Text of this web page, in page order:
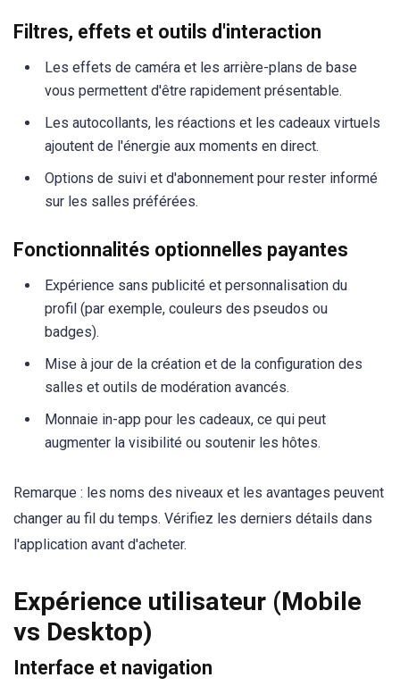
Filtres, effets et outils d'interaction
Les effets de caméra et les arrière-plans de base
vous permettent d'être rapidement présentable.
Les autocollants, les réactions et les cadeaux virtuels
ajoutent de l'énergie aux moments en direct.
Options de suivi et d'abonnement pour rester informé
sur les salles préférées.
Fonctionnalités optionnelles payantes
Expérience sans publicité et personnalisation du
profil (par exemple, couleurs des pseudos ou
badges).
Mise à jour de la création et de la configuration des
salles et outils de modération avancés.
Monnaie in-app pour les cadeaux, ce qui peut
augmenter la visibilité ou soutenir les hôtes.
Remarque : les noms des niveaux et les avantages peuvent
changer au fil du temps. Vérifiez les derniers détails dans
l'application avant d'acheter.
Expérience utilisateur (Mobile
vs Desktop)
Interface et navigation